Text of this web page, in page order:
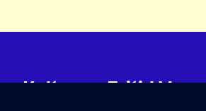
Kultur og Fritid V